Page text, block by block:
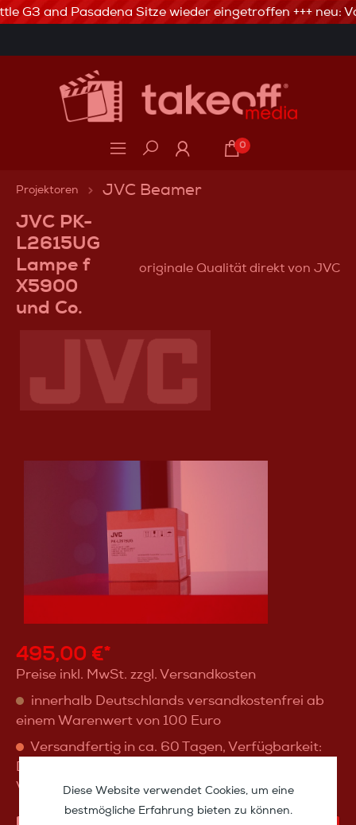
3% Skonto bei Vorkasse via Banküberweisung
G3 and Pasadena Sitze wieder eingetroffen +++ neu:
0
Projektoren JVC Beamer
JVC PK-
L2615UG
Lampe f
X5900
und Co.
originale Qualität direkt von JVC
495,00 €*
Preise inkl. MwSt. zzgl. Versandkosten
innerhalb Deutschlands versandkostenfrei ab
einem Warenwert von 100 Euro
Versandfertig in ca. 60 Tagen, Verfügbarkeit:
Dieser Artikel ist nicht auf Lager. Bitte
Verfügbarkeit erfragen :-)
Diese Website verwendet Cookies, um eine
bestmögliche Erfahrung bieten zu können.